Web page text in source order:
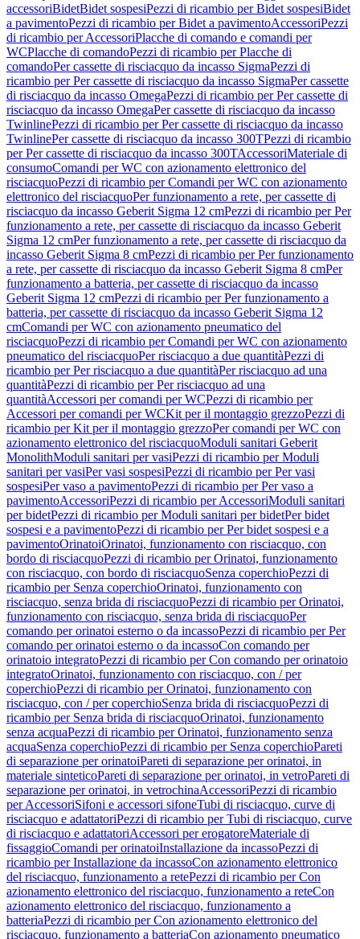
accessoriBidetBidet sospesiPezzi di ricambio per Bidet sospesiBidet
a pavimentoPezzi di ricambio per Bidet a pavimentoAccessoriPezzi
di ricambio per AccessoriPlacche di comando e comandi per
WCPlacche di comandoPezzi di ricambio per Placche di
comandoPer cassette di risciacquo da incasso SigmaPezzi di
ricambio per Per cassette di risciacquo da incasso SigmaPer cassette
di risciacquo da incasso OmegaPezzi di ricambio per Per cassette di
risciacquo da incasso OmegaPer cassette di risciacquo da incasso
TwinlinePezzi di ricambio per Per cassette di risciacquo da incasso
TwinlinePer cassette di risciacquo da incasso 300TPezzi di ricambio
per Per cassette di risciacquo da incasso 300TAccessoriMateriale di
consumoComandi per WC con azionamento elettronico del
risciacquoPezzi di ricambio per Comandi per WC con azionamento
elettronico del risciacquoPer funzionamento a rete, per cassette di
risciacquo da incasso Geberit Sigma 12 cmPezzi di ricambio per Per
funzionamento a rete, per cassette di risciacquo da incasso Geberit
Sigma 12 cmPer funzionamento a rete, per cassette di risciacquo da
incasso Geberit Sigma 8 cmPezzi di ricambio per Per funzionamento
a rete, per cassette di risciacquo da incasso Geberit Sigma 8 cmPer
funzionamento a batteria, per cassette di risciacquo da incasso
Geberit Sigma 12 cmPezzi di ricambio per Per funzionamento a
batteria, per cassette di risciacquo da incasso Geberit Sigma 12
cmComandi per WC con azionamento pneumatico del
risciacquoPezzi di ricambio per Comandi per WC con azionamento
pneumatico del risciacquoPer risciacquo a due quantitàPezzi di
ricambio per Per risciacquo a due quantitàPer risciacquo ad una
quantitàPezzi di ricambio per Per risciacquo ad una
quantitàAccessori per comandi per WCPezzi di ricambio per
Accessori per comandi per WCKit per il montaggio grezzoPezzi di
ricambio per Kit per il montaggio grezzoPer comandi per WC con
azionamento elettronico del risciacquoModuli sanitari Geberit
MonolithModuli sanitari per vasiPezzi di ricambio per Moduli
sanitari per vasiPer vasi sospesiPezzi di ricambio per Per vasi
sospesiPer vaso a pavimentoPezzi di ricambio per Per vaso a
pavimentoAccessoriPezzi di ricambio per AccessoriModuli sanitari
per bidetPezzi di ricambio per Moduli sanitari per bidetPer bidet
sospesi e a pavimentoPezzi di ricambio per Per bidet sospesi e a
pavimentoOrinatoiOrinatoi, funzionamento con risciacquo, con
bordo di risciacquoPezzi di ricambio per Orinatoi, funzionamento
con risciacquo, con bordo di risciacquoSenza coperchioPezzi di
ricambio per Senza coperchioOrinatoi, funzionamento con
risciacquo, senza brida di risciacquoPezzi di ricambio per Orinatoi,
funzionamento con risciacquo, senza brida di risciacquoPer
comando per orinatoi esterno o da incassoPezzi di ricambio per Per
comando per orinatoi esterno o da incassoCon comando per
orinatoio integratoPezzi di ricambio per Con comando per orinatoio
integratoOrinatoi, funzionamento con risciacquo, con / per
coperchioPezzi di ricambio per Orinatoi, funzionamento con
risciacquo, con / per coperchioSenza brida di risciacquoPezzi di
ricambio per Senza brida di risciacquoOrinatoi, funzionamento
senza acquaPezzi di ricambio per Orinatoi, funzionamento senza
acquaSenza coperchioPezzi di ricambio per Senza coperchioPareti
di separazione per orinatoiPareti di separazione per orinatoi, in
materiale sinteticoPareti di separazione per orinatoi, in vetroPareti di
separazione per orinatoi, in vetrochinaAccessoriPezzi di ricambio
per AccessoriSifoni e accessori sifoneTubi di risciacquo, curve di
risciacquo e adattatoriPezzi di ricambio per Tubi di risciacquo, curve
di risciacquo e adattatoriAccessori per erogatoreMateriale di
fissaggioComandi per orinatoiInstallazione da incassoPezzi di
ricambio per Installazione da incassoCon azionamento elettronico
del risciacquo, funzionamento a retePezzi di ricambio per Con
azionamento elettronico del risciacquo, funzionamento a reteCon
azionamento elettronico del risciacquo, funzionamento a
batteriaPezzi di ricambio per Con azionamento elettronico del
risciacquo, funzionamento a batteriaCon azionamento pneumatico